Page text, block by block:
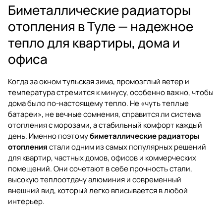
Биметаллические радиаторы
отопления в Туле — надежное
тепло для квартиры, дома и
офиса
Когда за окном тульская зима, промозглый ветер и
температура стремится к минусу, особенно важно, чтобы
дома было по-настоящему тепло. Не «чуть теплые
батареи», не вечные сомнения, справится ли система
отопления с морозами, а стабильный комфорт каждый
день. Именно поэтомубиметаллические радиаторы
отоплениястали одним из самых популярных решений
для квартир, частных домов, офисов и коммерческих
помещений. Они сочетают в себе прочность стали,
высокую теплоотдачу алюминия и современный
внешний вид, который легко вписывается в любой
интерьер.